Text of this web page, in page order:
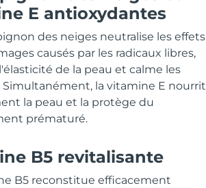
E antioxydantes
des neiges neutralise les effets
causés par les radicaux libres,
de la peau et calme les
Simultanément, la vitamine E nourrit
la peau et la protège du
prématuré.
B5 revitalisante
B5 reconstitue efficacement
acne treatment devices
revitalizing eye massagers
de la peau KIWI™
pore care essentials
Teeth Whitening Gel
PAP
Hommes